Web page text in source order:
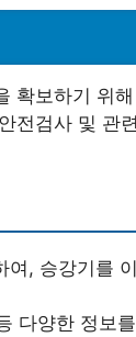
확보하기 위
전검사 및 관
, 승강기를
다양한 정보